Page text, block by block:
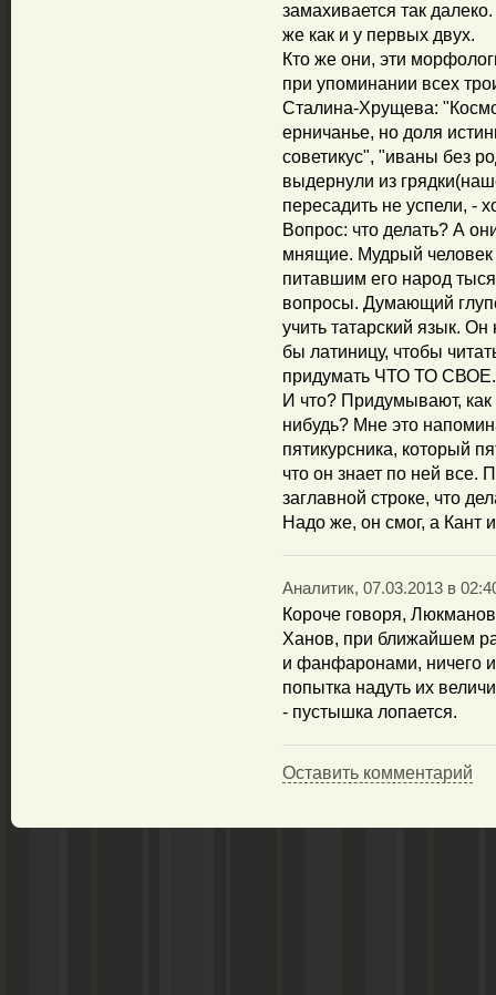
замахивается так
же как и у первых двух.
Кто же они, эти
при упоминании всех
Сталина-Хрущева:
ерничанье, но доля
советикус", "иваны без
выдернули из
пересадить не успели, -
Вопрос: что делать? А
мнящие. Мудрый человек
питавшим его народ
вопросы. Думающий
учить татарский язык. Он
бы латиницу, чтобы
придумать ЧТО ТО СВОЕ.
И что? Придумывают,
нибудь? Мне это
пятикурсника, который
что он знает по ней все.
заглавной строке, что
Надо же, он смог, а Кант
Аналитик, 07.03.2013 в
Короче говоря,
Ханов, при ближайшем
и фанфаронами, ничего
попытка надуть их
- пустышка лопается.
Оставить комментарий